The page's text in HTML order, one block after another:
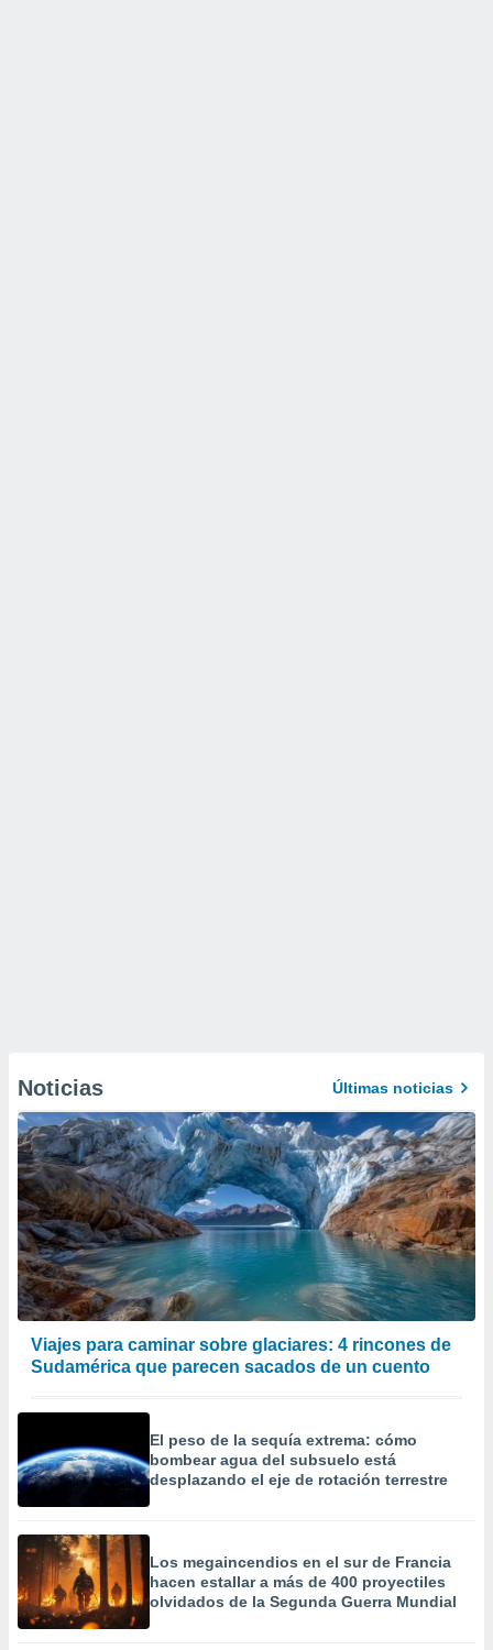
Noticias Últimas noticias
Viajes para caminar sobre glaciares: 4 rincones de
Sudamérica que parecen sacados de un cuento
El peso de la sequía extrema: cómo
bombear agua del subsuelo está
desplazando el eje de rotación terrestre
Los megaincendios en el sur de Francia
hacen estallar a más de 400 proyectiles
olvidados de la Segunda Guerra Mundial